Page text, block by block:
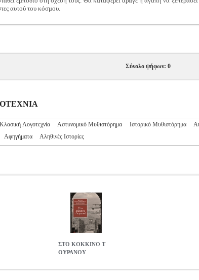
αυτού του κόσμου.
Σύνολο ψήφων: 0
Κλασική Λογοτεχνία Αστυνομικό Μυθιστόρημα Ιστορικό Μυθιστόρημα
Αφηγήματα Αληθινές Ιστορίες
ΣΤΟ ΚΟΚΚΙΝΟ Τ
ΟΥΡΑΝΟΥ